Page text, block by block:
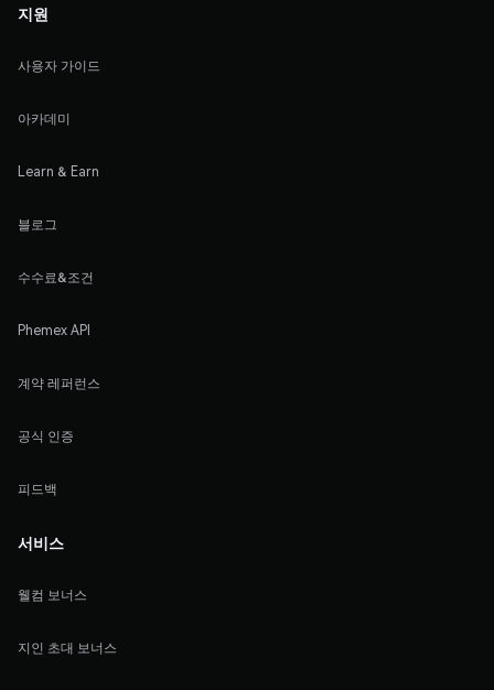
지원
사용자 가이드
아카데미
Learn & Earn
블로그
수수료&조건
Phemex API
계약 레퍼런스
공식 인증
피드백
서비스
웰컴 보너스
지인 초대 보너스